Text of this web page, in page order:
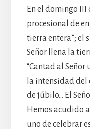
En el domingo
procesional de
tierra entera”; el
Señor llena la
“Cantad al Señor
la intensidad del
de júbilo… El
Hemos acudido
uno de celebrar